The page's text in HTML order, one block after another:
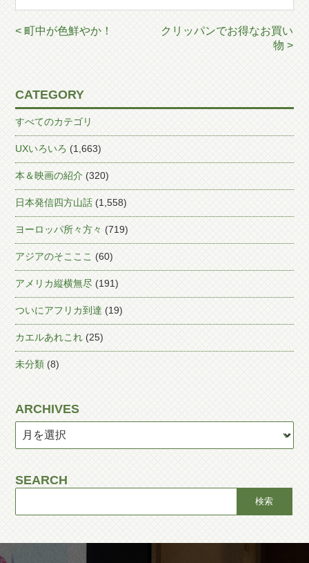
< 町中が色鮮やか！
クリッパンでお得なお買い
物 >
CATEGORY
すべてのカテゴリ
UXいろいろ (1,663)
本＆映画の紹介 (320)
日本発信四方山話 (1,558)
ヨーロッパ所々方々 (719)
アジアのそこここ (60)
アメリカ縦横無尽 (191)
ついにアフリカ到達 (19)
カエルあれこれ (25)
未分類 (8)
ARCHIVES
SEARCH